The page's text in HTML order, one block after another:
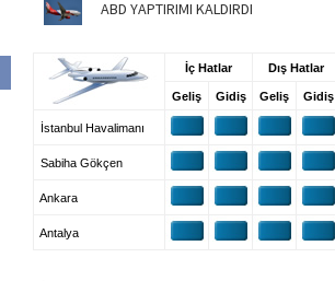
ABD YAPTIRIMI KALDIRDI
İç Hatlar Dış Hatlar
Geliş Gidiş Geliş Gidiş
İstanbul Havalimanı
Sabiha Gökçen
Ankara
Antalya